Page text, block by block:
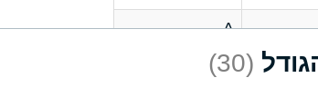
A
C (30)